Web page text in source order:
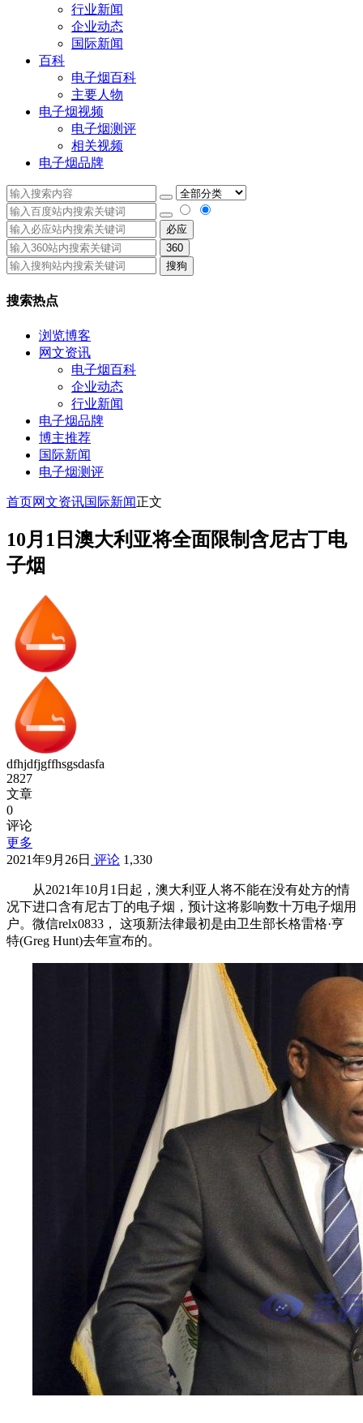
行业新闻
企业动态
国际新闻
百科
电子烟百科
主要人物
电子烟视频
电子烟测评
相关视频
电子烟品牌
必应
360
搜狗
搜索热点
浏览博客
网文资讯
电子烟百科
企业动态
行业新闻
电子烟品牌
博主推荐
国际新闻
电子烟测评
首页网文资讯国际新闻正文
10月1日澳大利亚将全面限制含尼古丁电
子烟
dfhjdfjgffhsgsdasfa
2827
文章
0
评论
更多
2021年9月26日 评论 1,330
从2021年10月1日起，澳大利亚人将不能在没有处方的情
况下进口含有尼古丁的电子烟，预计这将影响数十万电子烟用
户。微信relx0833， 这项新法律最初是由卫生部长格雷格·亨
特(Greg Hunt)去年宣布的。